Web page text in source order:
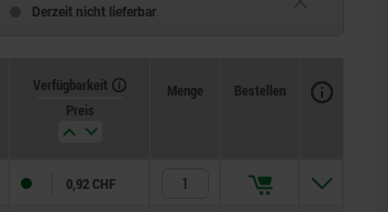
Derzeit nicht lieferbar
Verfügbarkeit
Preis
Menge Bestellen
0,92 CHF